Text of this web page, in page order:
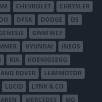
CHEVROLET
CHRYSLER
DFSK DODGE
DS
GWM WEY
HYUNDAI
INEOS
KIA
KOENIGSEGG
ROVER
LEAPMOTOR
LUCID
LYNK & CO
MERCEDES MG